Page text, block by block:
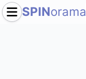
SPINorama